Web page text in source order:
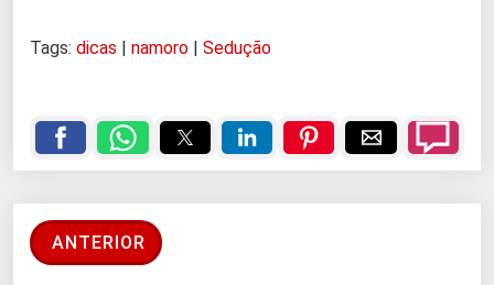
Tags: dicas namoro Sedução
ANTERIOR